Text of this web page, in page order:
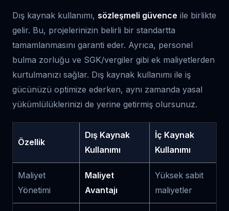
Dış kaynak kullanımı, sözleşmeli güvence ile birlikte
gelir. Bu, projelerinizin belirli bir standartta
tamamlanmasını garanti eder. Ayrıca, personel
bulma zorluğu ve SGK/vergiler gibi ek maliyetlerden
kurtulmanızı sağlar. Dış kaynak kullanımı ile iş
gücünüzü optimize ederken, aynı zamanda yasal
yükümlülüklerinizi de yerine getirmiş olursunuz.
Özellik
Dış Kaynak
Kullanımı
İç Kaynak
Kullanımı
Maliyet
Yönetimi
Maliyet
Avantajı
Yüksek sabit
maliyetler